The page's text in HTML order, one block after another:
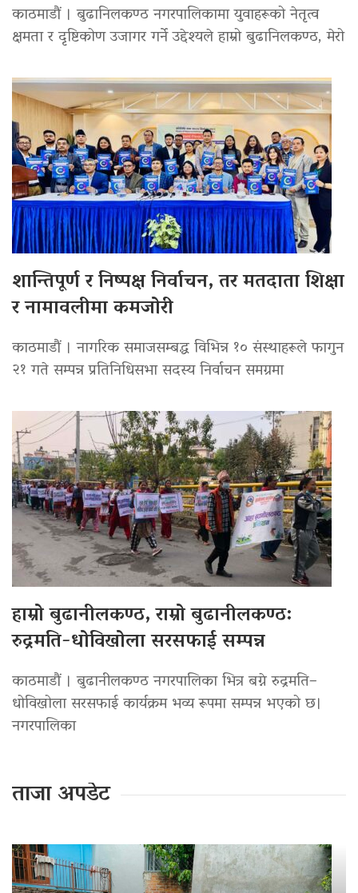
काठमाडौं । बुढानिलकण्ठ नगरपालिकामा युवाहरूको नेतृत्व
क्षमता र दृष्टिकोण उजागर गर्ने उद्देश्यले हाम्रो बुढानिलकण्ठ, मेरो
शान्तिपूर्ण र निष्पक्ष निर्वाचन, तर मतदाता शिक्षा
र नामावलीमा कमजोरी
काठमाडौं । नागरिक समाजसम्बद्ध विभिन्न १० संस्थाहरूले फागुन
२१ गते सम्पन्न प्रतिनिधिसभा सदस्य निर्वाचन समग्रमा
हाम्रो बुढानीलकण्ठ, राम्रो बुढानीलकण्ठ:
रुद्रमति-धोविखोला सरसफाई सम्पन्न
काठमाडौं । बुढानीलकण्ठ नगरपालिका भित्र बग्ने रुद्रमति–
धोविखोला सरसफाई कार्यक्रम भव्य रूपमा सम्पन्न भएको छ।
नगरपालिका
ताजा अपडेट